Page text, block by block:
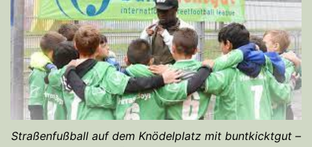
Straßenfußball auf dem Knödelplatz mit buntkicktgut –